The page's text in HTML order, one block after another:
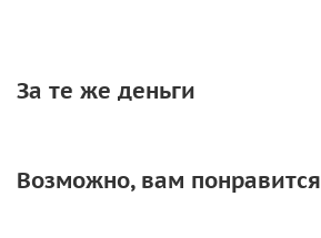
За те же деньги
Возможно, вам понравится